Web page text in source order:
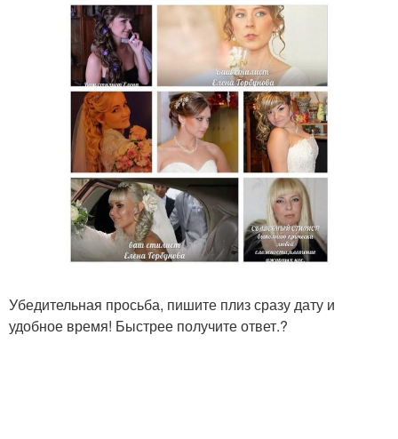
Убедительная просьба, пишите плиз сразу дату и
удобное время! Быстрее получите ответ.?